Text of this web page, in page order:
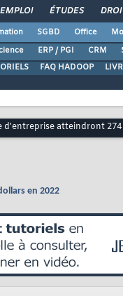
EMPLOI ÉTUDES
SGBD Office
ERP / PGI CRM
FAQ HADOOP
d'entreprise atteindront
en 2022